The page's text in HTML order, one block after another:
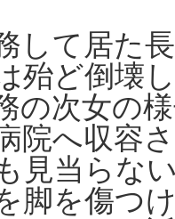
して居た
殆ど倒壊
の次女の
院へ収容
見当らな
脚を傷つ